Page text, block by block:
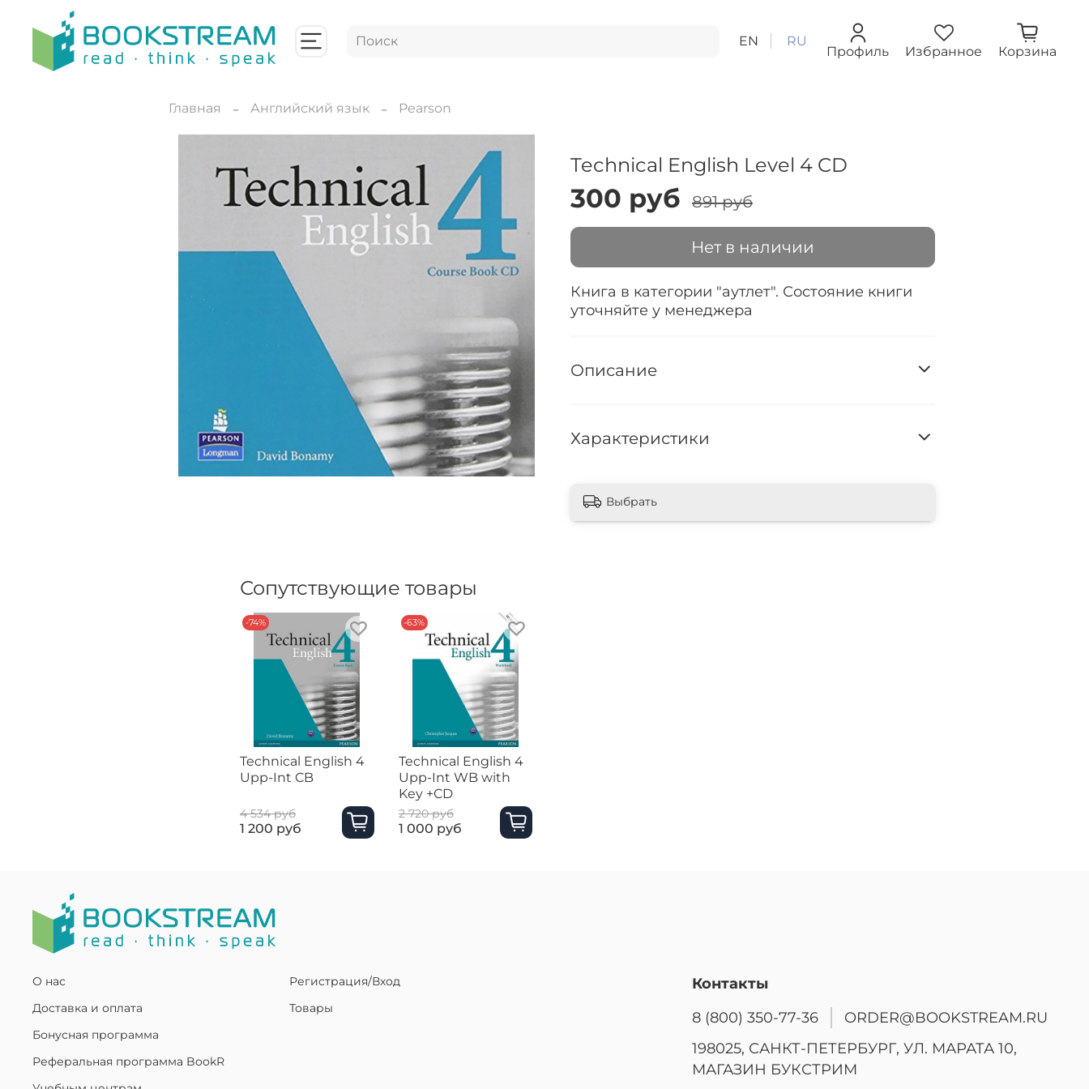
EN RU
Профиль Избранное Корзина
Главная Английский язык Pearson
Technical English Level 4 CD
300 руб 891 руб
Нет в наличии
Книга в категории "аутлет". Состояние книги
уточняйте у менеджера
Описание
Характеристики
Выбрать
Сопутствующие товары
-74%
Technical English 4
Upp-Int CB
4 534 руб
1 200 руб
-63%
Technical English 4
Upp-Int WB with
Key +CD
2 720 руб
1 000 руб
О нас
Доставка и оплата
Бонусная программа
Реферальная программа BookR
Регистрация/Вход
Товары
Контакты
8 (800) 350-77-36
ORDER@BOOKSTREAM.RU
198025, САНКТ-ПЕТЕРБУРГ, УЛ. МАРАТА 10,
МАГАЗИН БУКСТРИМ